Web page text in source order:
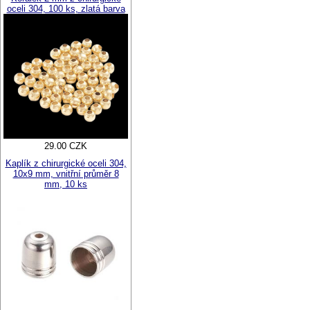
oceli 304, 100 ks, zlatá barva
29.00 CZK
Kaplík z chirurgické oceli 304,
10x9 mm, vnitřní průměr 8
mm, 10 ks